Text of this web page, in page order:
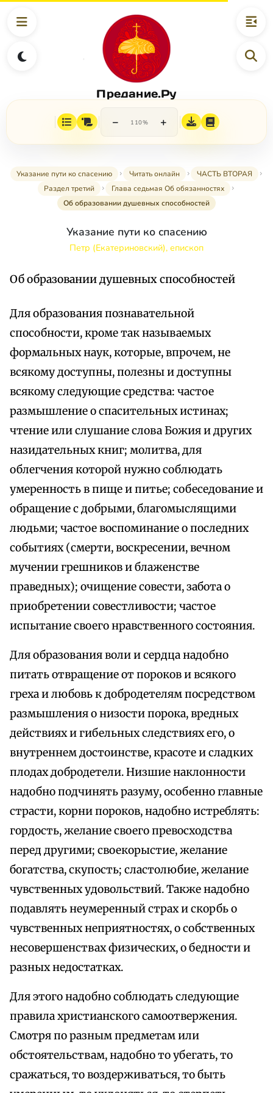
Предание.Ру
− 110% +
Указание пути ко спасению Читать онлайн
ЧАСТЬ ВТОРАЯ
Раздел третий
Глава седьмая Об обязанностях
Об образовании душевных способностей
Указание пути ко спасению
Петр (Екатериновский), епископ
Об образовании душевных способностей
Для образования познавательной
способности, кроме так называемых
формальных наук, которые, впрочем, не
всякому доступны, полезны и доступны
всякому следующие средства: частое
размышление о спасительных истинах;
чтение или слушание слова Божия и других
назидательных книг; молитва, для
облегчения которой нужно соблюдать
умеренность в пище и питье; собеседование и
обращение с добрыми, благомыслящими
людьми; частое воспоминание о последних
событиях (смерти, воскресении, вечном
мучении грешников и блаженстве
праведных); очищение совести, забота о
приобретении совестливости; частое
испытание своего нравственного состояния.
Для образования воли и сердца надобно
питать отвращение от пороков и всякого
греха и любовь к добродетелям посредством
размышления о низости порока, вредных
действиях и гибельных следствиях его, о
внутреннем достоинстве, красоте и сладких
плодах добродетели. Низшие наклонности
надобно подчинять разуму, особенно главные
страсти, корни пороков, надобно истреблять:
гордость, желание своего превосходства
перед другими; своекорыстие, желание
богатства, скупость; сластолюбие, желание
чувственных удовольствий. Также надобно
подавлять неумеренный страх и скорбь о
чувственных неприятностях, о собственных
несовершенствах физических, о бедности и
разных недостатках.
Для этого надобно соблюдать следующие
правила христианского самоотвержения.
Смотря по разным предметам или
обстоятельствам, надобно то убегать, то
сражаться, то воздерживаться, то быть